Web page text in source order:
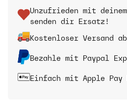
Unzufrieden mit
senden dir Ersatz!
Kostenloser Versand
Bezahle mit Paypal
Einfach mit Apple Pay